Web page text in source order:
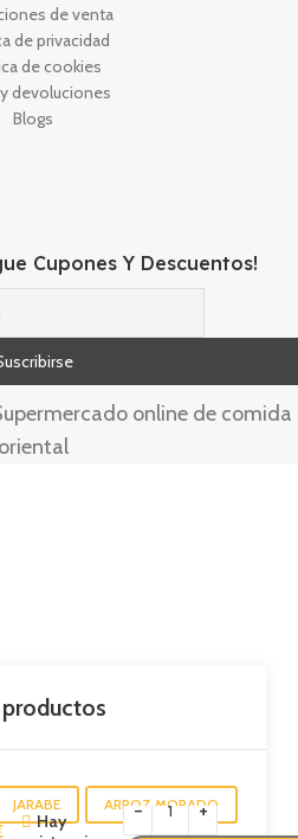
de venta
de privacidad
de cookies
devoluciones
Blogs
Cupones Y Descuentos!
online de comida
oriental
JARABE ARROZ MORADO
Hay